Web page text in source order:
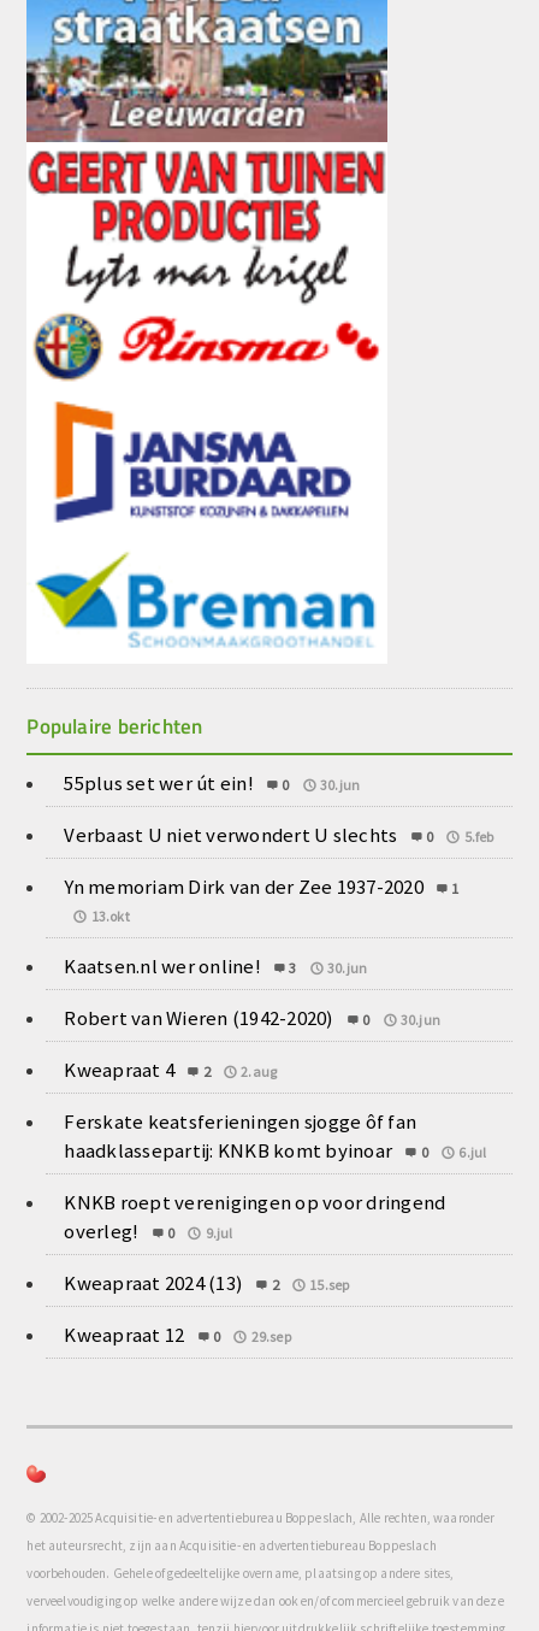
Populaire berichten
55plus set wer út ein! 0 30.jun
Verbaast U niet verwondert U slechts 0 5.feb
Yn memoriam Dirk van der Zee 1937-2020
1
13.okt
Kaatsen.nl wer online! 3 30.jun
Robert van Wieren (1942-2020) 0 30.jun
Kweapraat 4 2 2.aug
Ferskate keatsferieningen sjogge ôf fan
haadklassepartij: KNKB komt byinoar
0 6.jul
KNKB roept verenigingen op voor dringend
overleg!
0 9.jul
Kweapraat 2024 (13) 2 15.sep
Kweapraat 12 0 29.sep
© 2002-2025 Acquisitie- en advertentiebureau Boppeslach, Alle rechten, waaronder
het auteursrecht, zijn aan Acquisitie- en advertentiebureau Boppeslach
voorbehouden. Gehele of gedeeltelijke overname, plaatsing op andere sites,
verveelvoudiging op welke andere wijze dan ook en/of commercieel gebruik van deze